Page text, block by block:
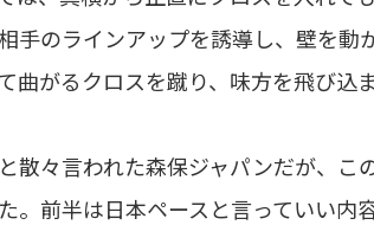
手のラインアップを誘導し、壁を動
曲がるクロスを蹴り、味方を飛び込
散々言われた森保ジャパンだが、
。前半は日本ペースと言っていい内